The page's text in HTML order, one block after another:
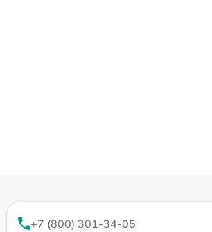
+7 (800) 301-34-05